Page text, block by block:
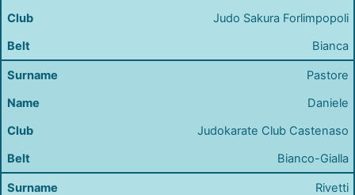
Judo Sakura Forlimpopoli
Bianca
Pastore
Daniele
Judokarate Club Castenaso
Bianco-Gialla
Rivetti